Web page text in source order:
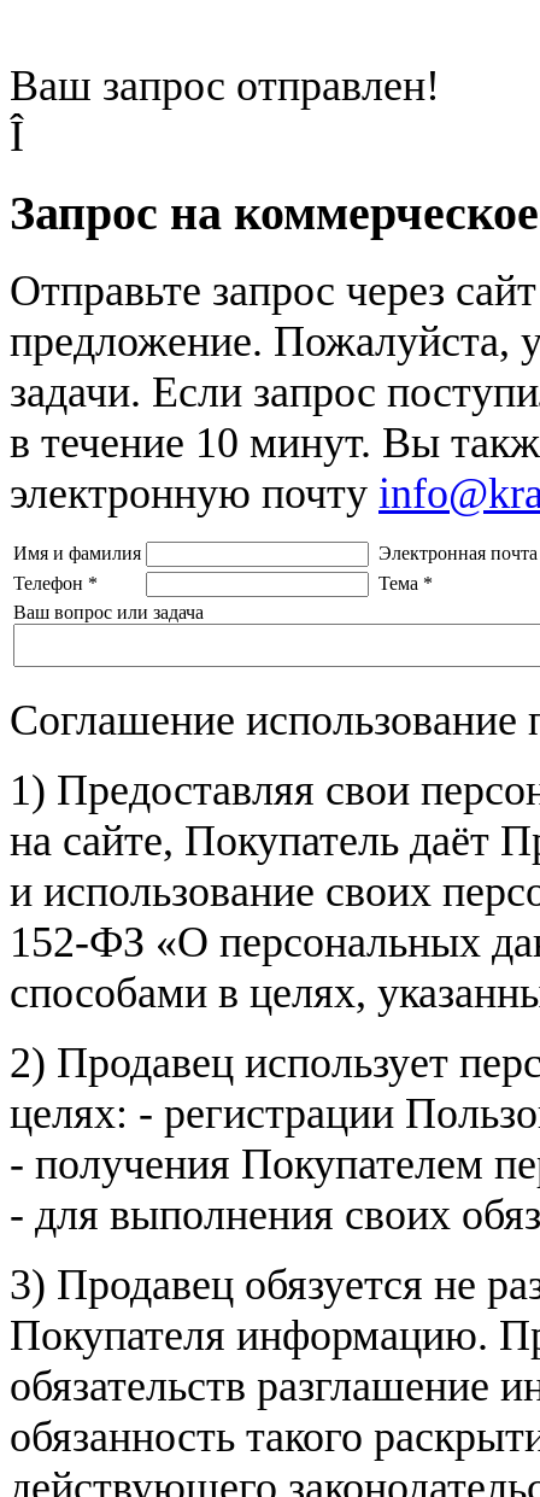
Ваш запрос отправлен!
Î
Запрос на
Отправьте запрос через
предложение. Пожалуйста,
задачи. Если запрос
в течение 10 минут. Вы
электронную почту
Имя и фамилия
Электронная почта
Телефон * Тема *
Ваш вопрос или задача
Соглашение
1) Предоставляя свои
на сайте, Покупатель даёт
и использование своих
152-ФЗ «О персональных
способами в целях,
2) Продавец использует
целях: - регистрации
- получения Покупателем
- для выполнения своих
3) Продавец обязуется не
Покупателя информацию.
обязательств разглашение
обязанность такого
действующего